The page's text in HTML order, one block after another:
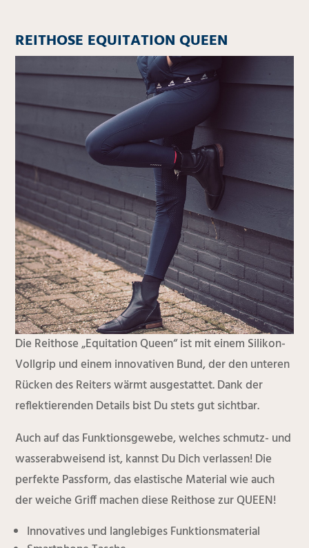
REITHOSE EQUITATION QUEEN
Die Reithose „Equitation Queen“ ist mit einem Silikon-
Vollgrip und einem innovativen Bund, der den unteren
Rücken des Reiters wärmt ausgestattet. Dank der
reflektierenden Details bist Du stets gut sichtbar.
Auch auf das Funktionsgewebe, welches schmutz- und
wasserabweisend ist, kannst Du Dich verlassen! Die
perfekte Passform, das elastische Material wie auch
der weiche Griff machen diese Reithose zur QUEEN!
Innovatives und langlebiges Funktionsmaterial